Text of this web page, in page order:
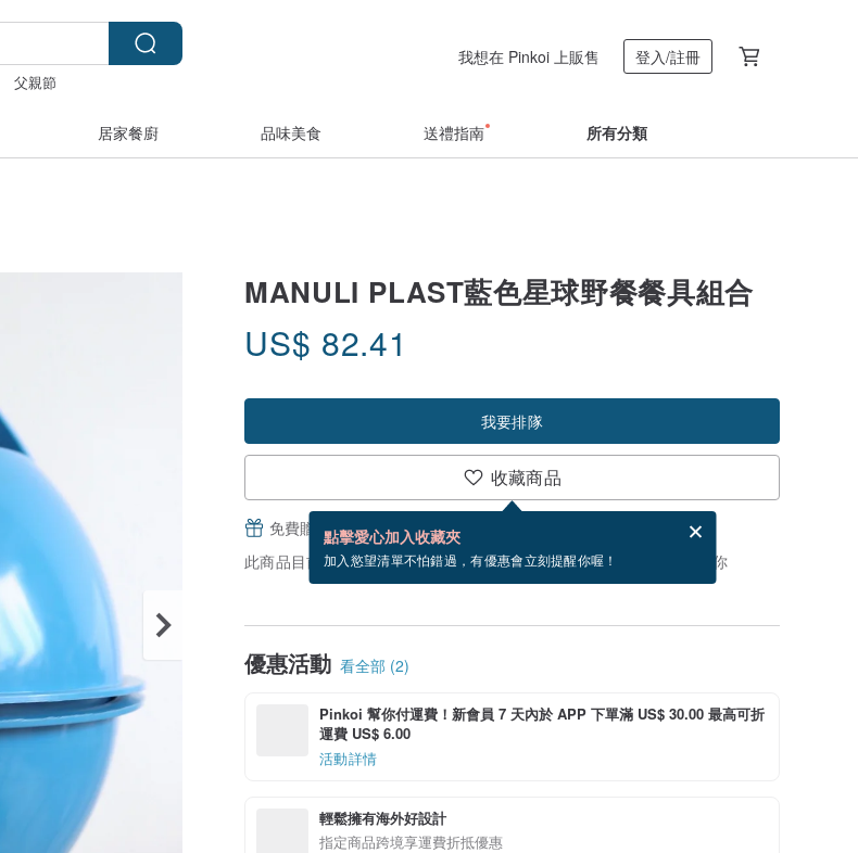
父親節
我想在 Pinkoi 上販售 登入/註冊
居家餐廚 品味美食 送禮指南 所有分類
MANULI PLAST藍色星球野餐餐具組合
US$ 82.41
我要排隊
收藏商品
點擊愛心加入收藏夾
加入慾望清單不怕錯過，有優惠會立刻提醒你喔！
免費贈送電子賀卡，結帳完成後填寫
此商品目前沒現貨，你可以按「我要排隊」，當有貨會主動發信通知你
優惠活動 看全部 (2)
Pinkoi 幫你付運費！新會員 7 天內於 APP 下單滿 US$ 30.00 最高可折
運費 US$ 6.00
活動詳情
輕鬆擁有海外好設計
指定商品跨境享運費折抵優惠